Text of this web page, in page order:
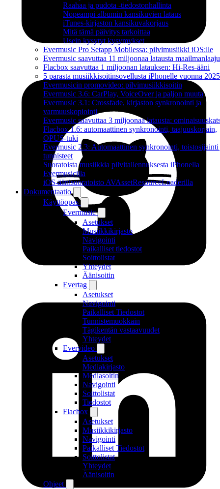
Raahaa ja pudota -tiedostonhallinta
Nopeampi albumin kansikuvien lataus
iTunes-kirjaston kansikuvakorjaus
Mitä tämä päivitys tarkoittaa
Usein kysytyt kysymykset
Evermusic Pro Setapp Mobilessa: pilvimusiikki iOS:lle
Evermusic saavuttaa 11 miljoonaa latausta
Flacbox saavuttaa 1 miljoonan latauksen: Hi-Res-ääni
5 parasta musiikkisoitinsovellusta iPhonelle vuonna 2025
Evermusicin promovideo: pilvimusiikkisoitin
Evermusic 3.6: CarPlay, VoiceOver ja paljon muuta
Evermusic 3.1: Crossfade, kirjaston synkronointi ja
varmuuskopiointi
Evermusic saavuttaa 3 miljoonaa latausta:
Flacbox 1.6: automaattinen synkronointi, taajuuskorjain,
OPUS-tuki
Evermusic 2.3: Automaattinen synkronointi, toistosijainti
tunnisteet
Suoratoista musiikkia pilvitallennuksesta iPhonella
Evermusicilla
iOS-äänisuoratoisto AVAssetResourceLoaderilla
Dokumentaatio
Käyttöopas
Evermusic
Asetukset
Musiikkikirjasto
Navigointi
Paikalliset tiedostot
Soittolistat
Yhteydet
Äänisoitin
Evertag
Asetukset
Navigointi
Paikalliset Tiedostot
Tunnistemuokkain
Tägikentän vastaavuudet
Yhteydet
Evervideo
Asetukset
Mediakirjasto
Mediasoitin
Navigointi
Soittolistat
Tiedostot
Flacbox
Asetukset
Musiikkikirjasto
Navigointi
Paikalliset Tiedostot
Soittolistat
Yhteydet
Äänisoitin
Ohjeet